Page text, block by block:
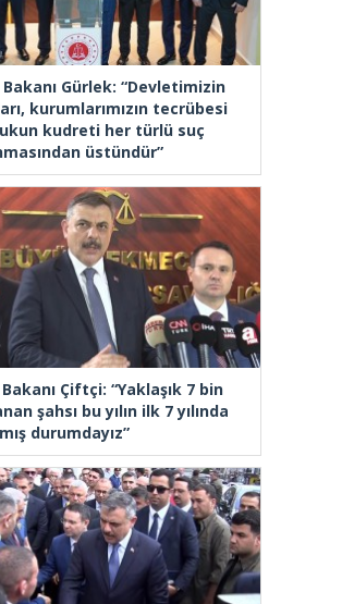
Gürlek: “Devletimizin
kurumlarımızın tecrübesi
kudreti her türlü suç
üstündür”
Çiftçi: “Yaklaşık 7 bin
şahsı bu yılın ilk 7 yılında
durumdayız”